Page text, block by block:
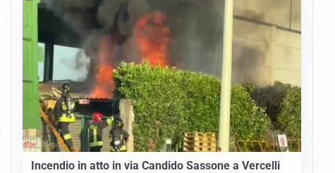
Incendio in atto in via Candido Sassone a Vercelli